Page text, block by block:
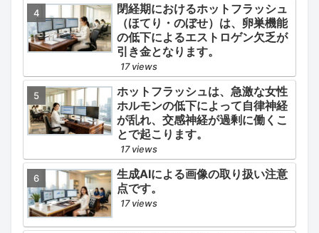
閉経期におけるホットフラッシュ
（ほてり・のぼせ）は、卵巣機能
の低下によるエストロゲン欠乏が
引き金となります。
17 views
ホットフラッシュは、急激な女性
ホルモンの低下によって自律神経
が乱れ、交感神経が過剰に働くこ
とで起こります。
17 views
生成AIによる画像の取り扱い注意
点です。
17 views